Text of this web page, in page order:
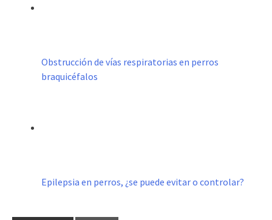
Obstrucción de vías respiratorias en perros
braquicéfalos
Epilepsia en perros, ¿se puede evitar o controlar?